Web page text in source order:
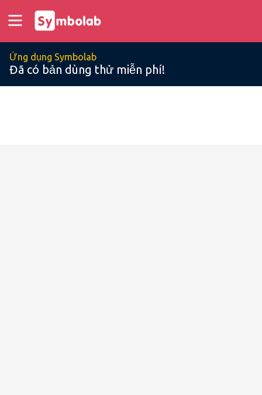
Ứng dụng Symbolab
Đã có bản dùng thử miễn phí!